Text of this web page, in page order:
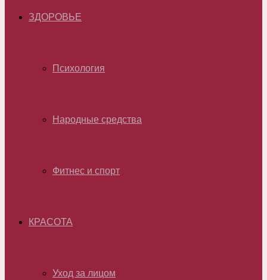
ЗДОРОВЬЕ
Психология
Народные средства
Фитнес и спорт
КРАСОТА
Уход за лицом